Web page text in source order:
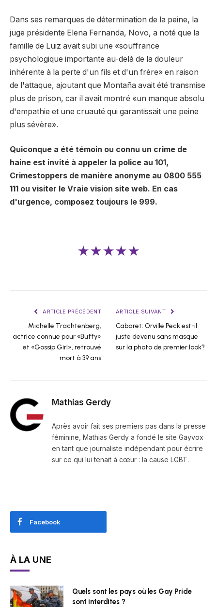
Dans ses remarques de détermination de la peine, la
juge présidente Elena Fernanda, Novo, a noté que la
famille de Luiz avait subi une «souffrance
psychologique importante au-delà de la douleur
inhérente à la perte d'un fils et d'un frère» en raison
de l'attaque, ajoutant que Montaña avait été transmise
plus de prison, car il avait montré «un manque absolu
d'empathie et une cruauté qui garantissait une peine
plus sévère».
Quiconque a été témoin ou connu un crime de
haine est invité à appeler la police au 101,
Crimestoppers de manière anonyme au 0800 555
111 ou visiter le Vraie vision site web. En cas
d'urgence, composez toujours le 999.
★★★★★
ARTICLE PRÉCÉDENT
Michelle Trachtenberg,
actrice connue pour «Buffy»
et «Gossip Girl», retrouvé
mort à 39 ans
ARTICLE SUIVANT
Cabaret: Orville Peck est-il
juste devenu sans masque
sur la photo de premier look?
Mathias Gerdy
Après avoir fait ses premiers pas dans la presse
féminine, Mathias Gerdy a fondé le site Gayvox
en tant que journaliste indépendant pour écrire
sur ce qui lui tenait à cœur : la cause LGBT.
Facebook
À LA UNE
Quels sont les pays où les Gay Pride
sont interdites ?